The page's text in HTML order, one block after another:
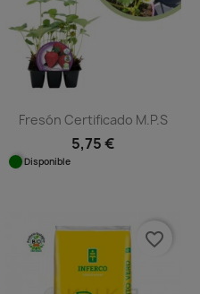
Fresón Certificado M.P.S
5,75 €
Disponible
favorite_border